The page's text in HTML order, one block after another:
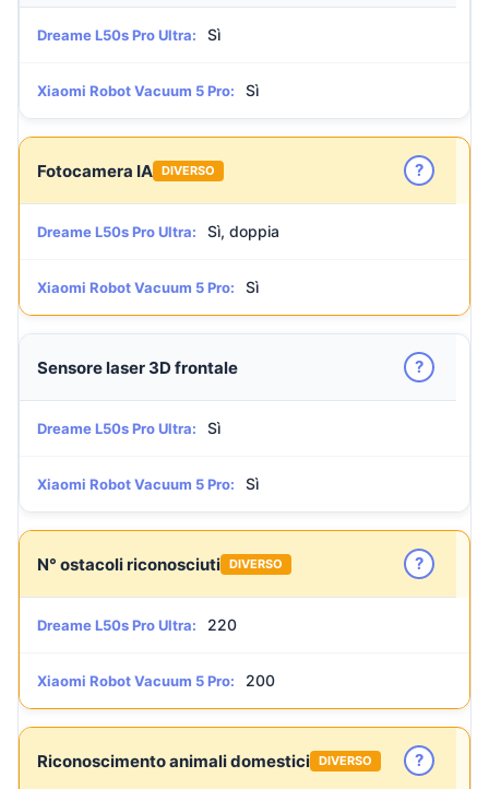
Dreame L50s Pro Ultra: Sì
Xiaomi Robot Vacuum 5 Pro: Sì
Fotocamera IA DIVERSO ?
Dreame L50s Pro Ultra: Sì, doppia
Xiaomi Robot Vacuum 5 Pro: Sì
Sensore laser 3D frontale ?
Dreame L50s Pro Ultra: Sì
Xiaomi Robot Vacuum 5 Pro: Sì
N° ostacoli riconosciuti DIVERSO ?
Dreame L50s Pro Ultra: 220
Xiaomi Robot Vacuum 5 Pro: 200
Riconoscimento animali domestici DIVERSO ?